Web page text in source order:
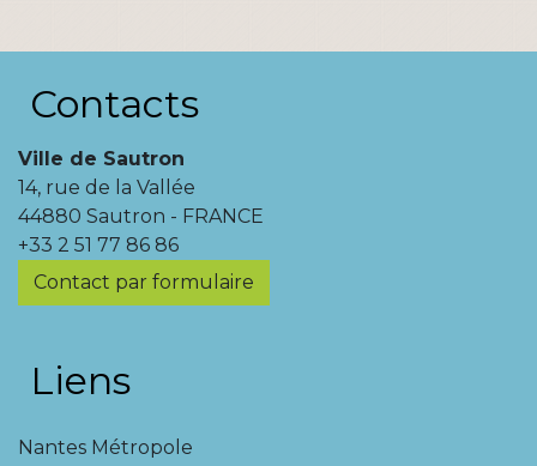
Contacts
Ville de Sautron
14, rue de la Vallée
44880 Sautron - FRANCE
+33 2 51 77 86 86
Contact par formulaire
Liens
Nantes Métropole